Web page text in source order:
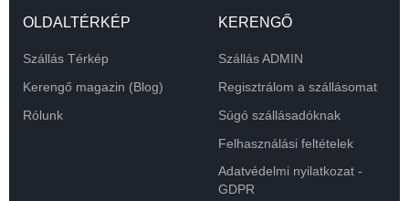
OLDALTÉRKÉP
Szállás Térkép
Kerengő magazin (Blog)
Rólunk
KERENGŐ
Szállás ADMIN
Regisztrálom a szállásomat
Súgó szállásadóknak
Felhasználási feltételek
Adatvédelmi nyilatkozat -
GDPR